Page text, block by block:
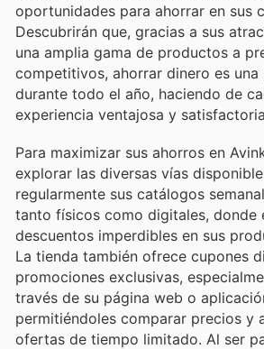
oportunidades para ahorrar en sus
Descubrirán que, gracias a sus
una amplia gama de productos a
competitivos, ahorrar dinero es
durante todo el año, haciendo de
experiencia ventajosa y
Para maximizar sus ahorros en
explorar las diversas vías
regularmente sus catálogos
tanto físicos como digitales, donde
descuentos imperdibles en sus
La tienda también ofrece cupones
promociones exclusivas,
través de su página web o
permitiéndoles comparar precios y
ofertas de tiempo limitado. Al ser